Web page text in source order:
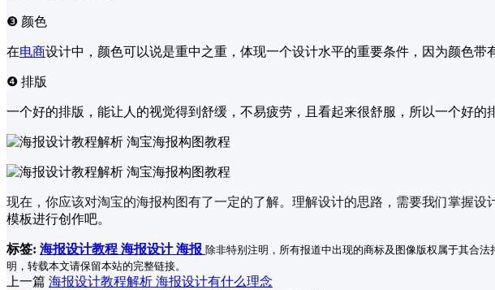
❸ 颜色
在电商设计中，颜色可以说是重中之重，体现一个设计水平的重要条件，因为颜色
❹ 排版
一个好的排版，能让人的视觉得到舒缓，不易疲劳，且看起来很舒服，所以一个好的
现在，你应该对淘宝的海报构图有了一定的了解。理解设计的思路，需要我们掌握
模板进行创作吧。
标签: 海报设计教程 海报设计海报 除非特别注明，所有报道中出现的商标及图像版权属于其合
明，转载本文请保留本站的完整链接。
上一篇 海报设计教程解析 海报设计有什么理念